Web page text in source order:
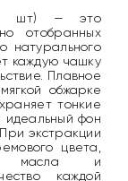
шт) — это
отобранных
натурального
каждую чашку
Плавное
обжарке
тонкие
идеальный фон
экстракции
цвета,
масла и
каждой